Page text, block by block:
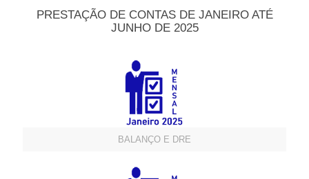
PRESTAÇÃO DE CONTAS DE JANEIRO ATÉ
JUNHO DE 2025
BALANÇO E DRE